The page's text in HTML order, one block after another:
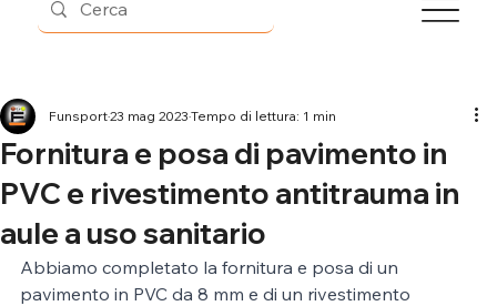
Fornitura e posa di pavimento in
PVC e rivestimento antitrauma in
aule a uso sanitario
Funsport23 mag 2023 Tempo di lettura: 1 min
Abbiamo completato la fornitura e posa di un
pavimento in PVC da 8 mm e di un rivestimento